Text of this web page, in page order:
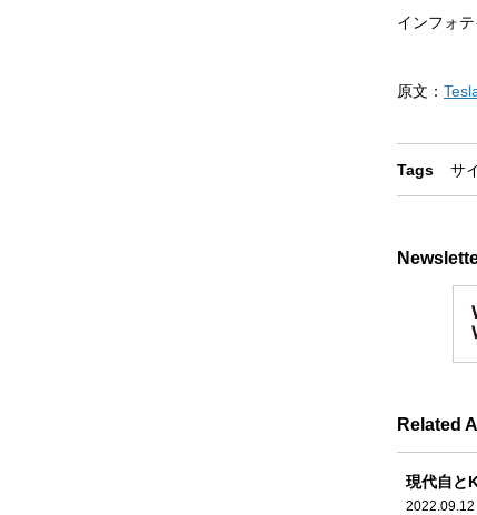
インフォ
原文：
Tags サ
Related
現代自と
2022.09.12